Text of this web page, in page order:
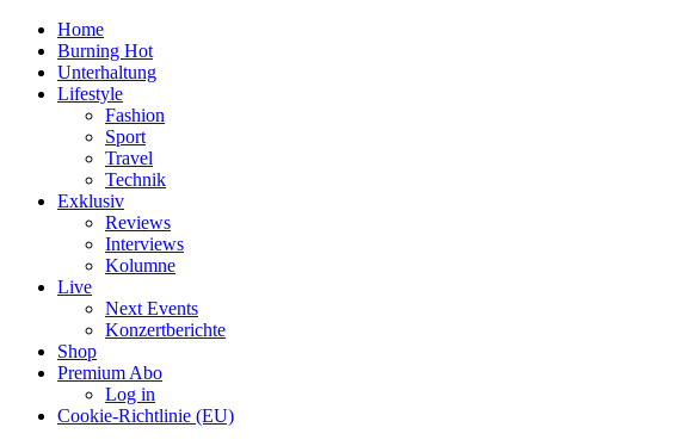
Home
Burning Hot
Unterhaltung
Lifestyle
Fashion
Sport
Travel
Technik
Exklusiv
Reviews
Interviews
Kolumne
Live
Next Events
Konzertberichte
Shop
Premium Abo
Log in
Cookie-Richtlinie (EU)